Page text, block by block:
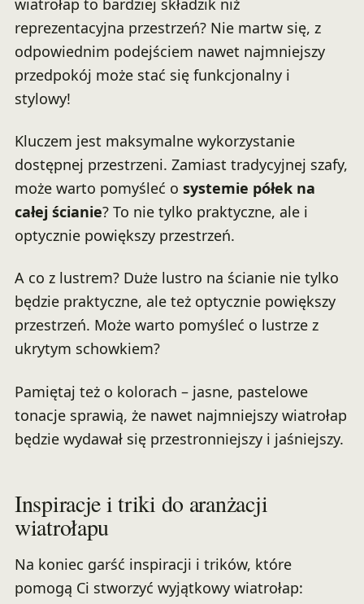
reprezentacyjna przestrzeń? Nie martw się, z
odpowiednim podejściem nawet najmniejszy
przedpokój może stać się funkcjonalny i
stylowy!
Kluczem jest maksymalne wykorzystanie
dostępnej przestrzeni. Zamiast tradycyjnej szafy,
może warto pomyśleć o systemie półek na
całej ścianie? To nie tylko praktyczne, ale i
optycznie powiększy przestrzeń.
A co z lustrem? Duże lustro na ścianie nie tylko
będzie praktyczne, ale też optycznie powiększy
przestrzeń. Może warto pomyśleć o lustrze z
ukrytym schowkiem?
Pamiętaj też o kolorach – jasne, pastelowe
tonacje sprawią, że nawet najmniejszy wiatrołap
będzie wydawał się przestronniejszy i jaśniejszy.
Inspiracje i triki do aranżacji
wiatrołapu
Na koniec garść inspiracji i trików, które
pomogą Ci stworzyć wyjątkowy wiatrołap: